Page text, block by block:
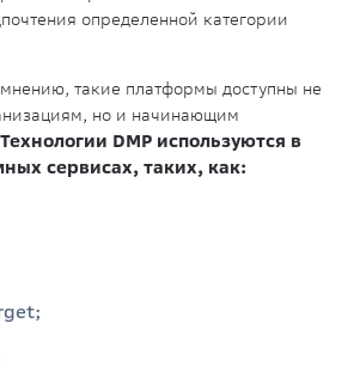
определенной категории
такие платформы доступны не
но и начинающим
Технологии DMP используются в
сервисах, таких, как: